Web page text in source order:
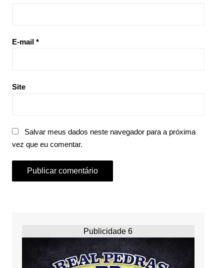
E-mail *
Site
Salvar meus dados neste navegador para a próxima
vez que eu comentar.
Publicidade 6